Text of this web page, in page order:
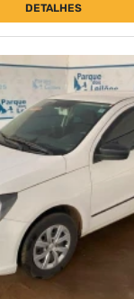
DETALHES